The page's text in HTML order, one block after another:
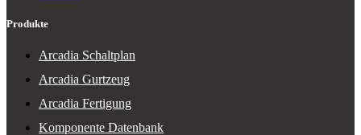
Produkte
Arcadia Schaltplan
Arcadia Gurtzeug
Arcadia Fertigung
Komponente Datenbank